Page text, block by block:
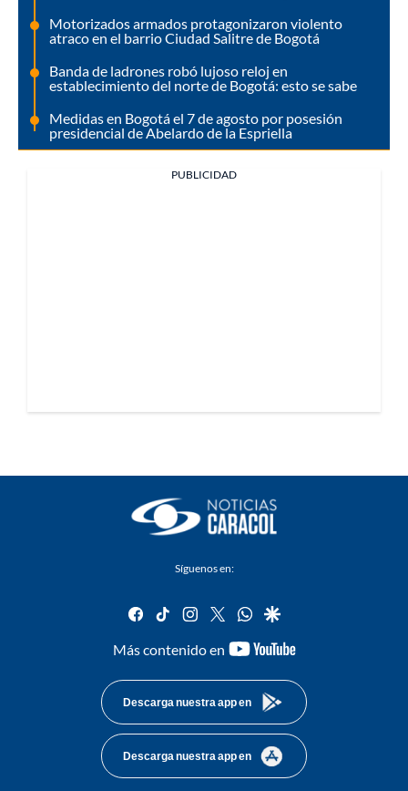
Motorizados armados protagonizaron violento
atraco en el barrio Ciudad Salitre de Bogotá
Banda de ladrones robó lujoso reloj en
establecimiento del norte de Bogotá: esto se sabe
Medidas en Bogotá el 7 de agosto por posesión
presidencial de Abelardo de la Espriella
PUBLICIDAD
Síguenos en:
facebook
tiktok instagram
twitterwhatsapp
google
Más contenido en
youtube-
Descarga nuestra app en
Descarga nuestra app en